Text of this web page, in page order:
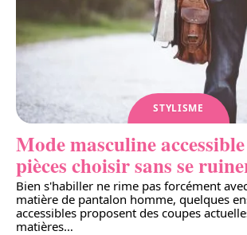
STYLISME
Mode masculine
pièces choisir sans se
Bien s'habiller ne rime pas forcément
matière de pantalon homme, quelques
accessibles proposent des coupes
matières…